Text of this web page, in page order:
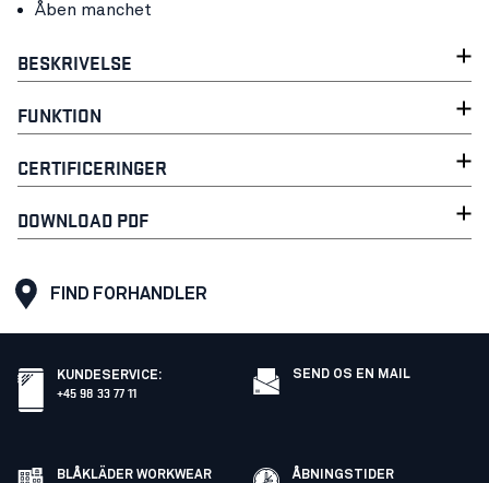
Åben manchet
BESKRIVELSE
FUNKTION
CERTIFICERINGER
DOWNLOAD PDF
FIND FORHANDLER
KUNDESERVICE:
+45 98 33 77 11
SEND OS EN MAIL
BLÅKLÄDER WORKWEAR
ÅBNINGSTIDER